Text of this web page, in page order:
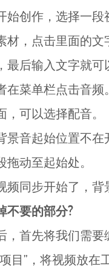
始创作，选择一段
材，点击里面的文
最后输入文字就可
在菜单栏点击音频
可以选择配音。
景音起始位置不在
动至起始处。
频同步开始了，背
不要的部分?
，首先将我们需
目”，将视频放在